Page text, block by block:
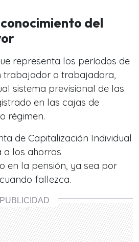
del
representa los períodos de
trabajador o trabajadora,
sistema previsional de las
en las cajas de
régimen.
de Capitalización Individual
a los ahorros
en la pensión, ya sea por
fallezca.